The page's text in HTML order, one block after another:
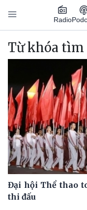
Nhảy đến nội dung
Radio
Main
Từ khóa tìm
Đại hội Thể thao
thi đấu